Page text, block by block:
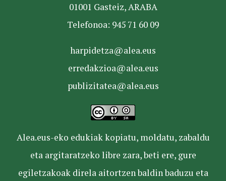
01001 Gasteiz, ARABA
Telefonoa: 945 71 60 09
harpidetza@alea.eus
erredakzioa@alea.eus
publizitatea@alea.eus
Alea.eus-eko edukiak kopiatu, moldatu, zabaldu
eta argitaratzeko libre zara, beti ere, gure
egiletzakoak direla aitortzen baldin baduzu eta